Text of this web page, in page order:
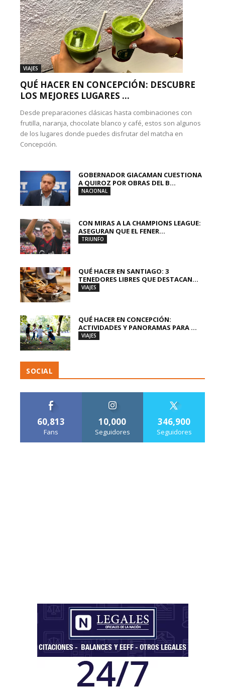
VIAJES
QUÉ HACER EN CONCEPCIÓN: DESCUBRE
LOS MEJORES LUGARES ...
Desde preparaciones clásicas hasta combinaciones con
frutilla, naranja, chocolate blanco y café, estos son algunos
de los lugares donde puedes disfrutar del matcha en
Concepción.
GOBERNADOR GIACAMAN CUESTIONA
A QUIROZ POR OBRAS DEL B...
NACIONAL
CON MIRAS A LA CHAMPIONS LEAGUE:
ASEGURAN QUE EL FENER...
TRIUNFO
QUÉ HACER EN SANTIAGO: 3
TENEDORES LIBRES QUE DESTACAN...
VIAJES
QUÉ HACER EN CONCEPCIÓN:
ACTIVIDADES Y PANORAMAS PARA ...
VIAJES
SOCIAL
60,813
Fans
10,000
Seguidores
346,900
Seguidores